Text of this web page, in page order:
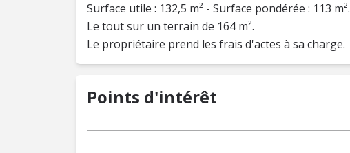
Surface utile : 132,5 m² - Surface pondérée : 113 m².
Le tout sur un terrain de 164 m².
Le propriétaire prend les frais d'actes à sa charge.
Points d'intérêt